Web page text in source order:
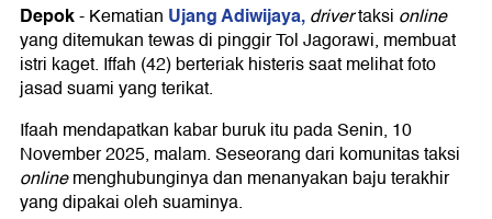
Depok-Kematian Ujang Adiwijaya,drivertaksi online
yang ditemukan tewas di pinggir Tol Jagorawi, membuat
istri kaget. Iffah (42) berteriak histeris saat melihat foto
jasad suami yang terikat.
Ifaah mendapatkan kabar buruk itu pada Senin, 10
November 2025, malam. Seseorang dari komunitas taksi
onlinemenghubunginya dan menanyakan baju terakhir
yang dipakai oleh suaminya.